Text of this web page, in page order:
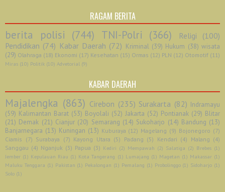
RAGAM BERITA
berita polisi (744) TNI-Polri (366) Religi
(100)
Pendidikan (74) Kabar Daerah (72) Kriminal (39) Hukum (38) wisata
(29) Olahraga (18) Ekonomi (17) Kesehatan (15) Ormas (12) PLN (12) Otomotif (11)
Miras (10) Politik (10) Advetorial (9)
KABAR DAERAH
Majalengka (863) Cirebon (235) Surakarta (82) Indramayu
(59) Kalimantan Barat (53) Boyolali (52) Jakarta (52) Pontianak (29) Blitar
(21) Demak (21) Cianjur (20) Semarang (14) Sukoharjo (14) Bandung (13)
Banjarnegara (13) Kuningan (13) Kuburaya (12) Magelang (9) Bojonegoro (7)
Ciamis (7) Surabaya (7) Kayong Utara (5) Padang (5) Kendari (4) Malang (4)
Sanggau (4) Nganjuk (3) Papua (3) Kediri (2) Mempawah (2) Salatiga (2) Brebes (1)
Jember (1) Kepulauan Riau (1) Kota Tangerang (1) Lumajang (1) Magetan (1) Makassar (1)
Maluku Tenggara (1) Pakistan (1) Pekalongan (1) Pemalang (1) Probolinggo (1) Sidoharjo (1)
Solo (1)